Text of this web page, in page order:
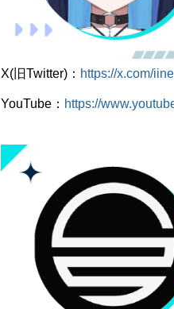
X(旧Twitter)： https://x.com/
YouTube： https://